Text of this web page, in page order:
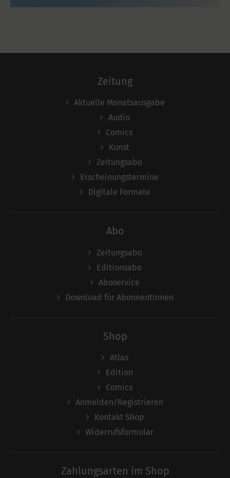
Zeitung
Aktuelle Monatsausgabe
Audio
Comics
Kunst
Zeitungsabo
Erscheinungstermine
Digitale Formate
Abo
Zeitungsabo
Editionsabo
Aboservice
Download für AbonnentInnen
Shop
Atlas
Edition
Comics
Anmelden/Registrieren
Kontakt Shop
Widerrufsformular
Zahlungsarten im Shop